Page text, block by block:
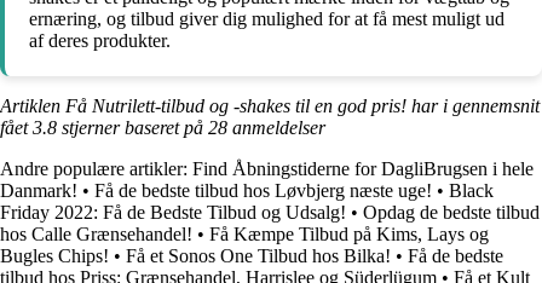
ernæring, og tilbud giver dig mulighed for at få mest muligt ud
af deres produkter.
Artiklen Få Nutrilett-tilbud og -shakes til en god pris! har i gennemsnit
fået3.8 stjerner baseret på 28 anmeldelser
Andre populære artikler: Find Åbningstiderne for DagliBrugsen i hele
Danmark! • Få de bedste tilbud hos Løvbjerg næste uge! • Black
Friday 2022: Få de Bedste Tilbud og Udsalg! • Opdag de bedste tilbud
hos Calle Grænsehandel! • Få Kæmpe Tilbud på Kims, Lays og
Bugles Chips! • Få et Sonos One Tilbud hos Bilka! • Få de bedste
tilbud hos Priss: Grænsehandel, Harrislee og Süderlügum • Få et Kult